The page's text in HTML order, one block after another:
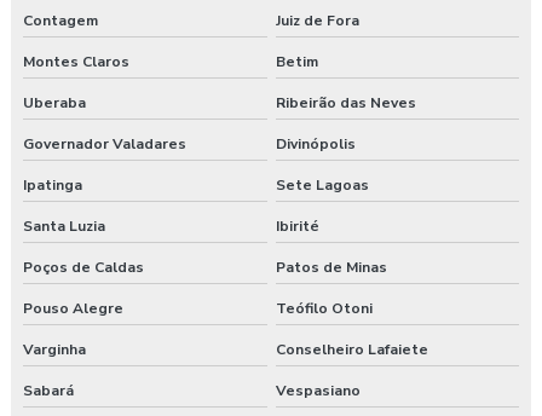
Exame admissional em pinhão
Exame admissional em turvo
Exame aso admissional
Exame aso preço
Exame aso valor
Exame demissional preço
Exame demissional valor
Contagem Juiz de Fora
Montes Claros Betim
Uberaba Ribeirão das Neves
Governador Valadares Divinópolis
Ipatinga Sete Lagoas
Santa Luzia Ibirité
Poços de Caldas Patos de Minas
Pouso Alegre Teófilo Otoni
Varginha Conselheiro Lafaiete
Sabará Vespasiano